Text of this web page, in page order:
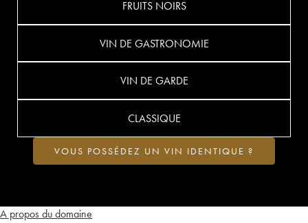
A propos du domaine
FRUITS NOIRS
VIN DE GASTRONOMIE
VIN DE GARDE
CLASSIQUE
VOUS POSSÉDEZ UN VIN IDENTIQUE ?